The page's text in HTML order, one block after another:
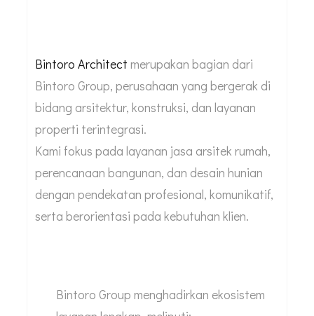
Bintoro Architect merupakan bagian dari
Bintoro Group, perusahaan yang bergerak di
bidang arsitektur, konstruksi, dan layanan
properti terintegrasi.
Kami fokus pada layanan jasa arsitek rumah,
perencanaan bangunan, dan desain hunian
dengan pendekatan profesional, komunikatif,
serta berorientasi pada kebutuhan klien.
Bintoro Group menghadirkan ekosistem